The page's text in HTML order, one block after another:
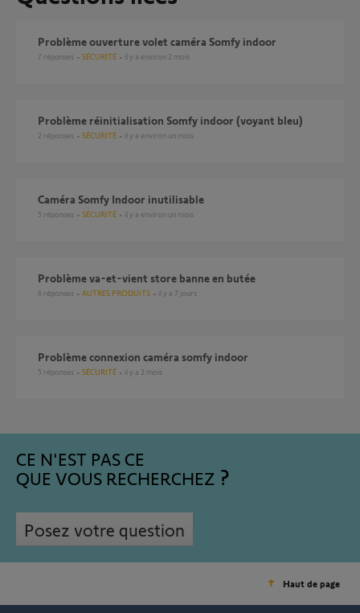
Problème ouverture volet caméra Somfy indoor
7 réponses SÉCURITÉ il y a environ 2 mois
Problème réinitialisation Somfy indoor (voyant bleu)
2 réponses SÉCURITÉ il y a environ un mois
Caméra Somfy Indoor inutilisable
5 réponses SÉCURITÉ il y a environ un mois
Problème va-et-vient store banne en butée
6 réponses AUTRES PRODUITS il y a 7 jours
Problème connexion caméra somfy indoor
5 réponses SÉCURITÉ il y a 2 mois
CE N'EST PAS CE
QUE VOUS RECHERCHEZ
Posez votre question
Haut de page